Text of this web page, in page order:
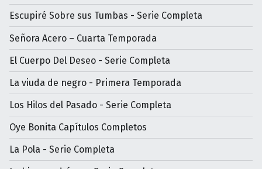
Escupiré Sobre sus Tumbas - Serie Completa
Señora Acero – Cuarta Temporada
El Cuerpo Del Deseo - Serie Completa
La viuda de negro - Primera Temporada
Los Hilos del Pasado - Serie Completa
Oye Bonita Capítulos Completos
La Pola - Serie Completa